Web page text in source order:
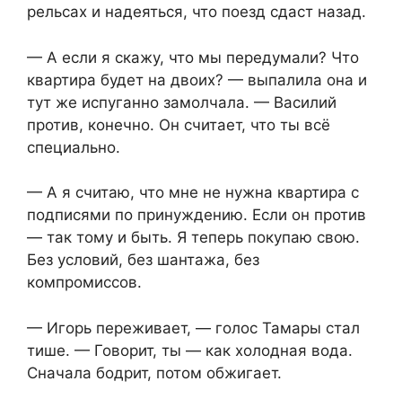
рельсах и надеяться, что поезд сдаст назад.
— А если я скажу, что мы передумали? Что
квартира будет на двоих? — выпалила она и
тут же испуганно замолчала. — Василий
против, конечно. Он считает, что ты всё
специально.
— А я считаю, что мне не нужна квартира с
подписями по принуждению. Если он против
— так тому и быть. Я теперь покупаю свою.
Без условий, без шантажа, без
компромиссов.
— Игорь переживает, — голос Тамары стал
тише. — Говорит, ты — как холодная вода.
Сначала бодрит, потом обжигает.